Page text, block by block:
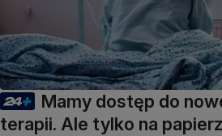
Mamy dostęp do
terapii. Ale tylko na